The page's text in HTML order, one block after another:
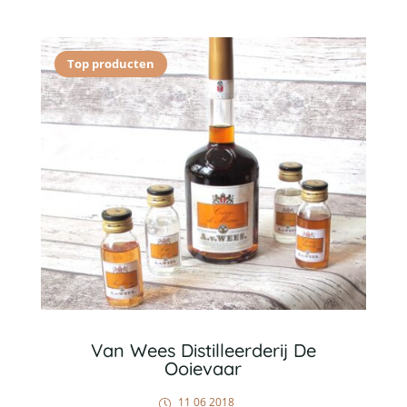
Top producten
Van Wees Distilleerderij De
Ooievaar
11 06 2018